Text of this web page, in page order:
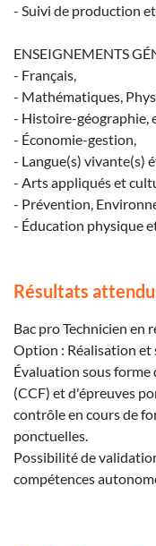
- Suivi de production
ENSEIGNEMENTS
- Français,
- Mathématiques,
- Histoire-géographie,
- Économie-gestion,
- Langue(s) vivante(s)
- Arts appliqués et
- Prévention,
- Éducation physique
Résultats
Bac pro Technicien en
Option : Réalisation
Évaluation sous
(CCF) et d'épreuves
contrôle en cours de
ponctuelles.
Possibilité de
compétences